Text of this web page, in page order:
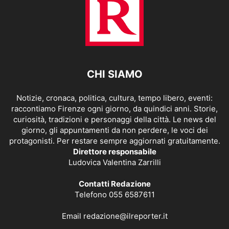
CHI SIAMO
Notizie, cronaca, politica, cultura, tempo libero, eventi:
raccontiamo Firenze ogni giorno, da quindici anni. Storie,
curiosità, tradizioni e personaggi della città. Le news del
giorno, gli appuntamenti da non perdere, le voci dei
protagonisti. Per restare sempre aggiornati gratuitamente.
Direttore responsabile
Ludovica Valentina Zarrilli
Contatti Redazione
Telefono 055 6587611
Email redazione@ilreporter.it